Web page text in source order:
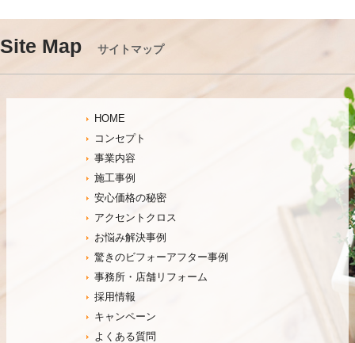
Site Map サイトマップ
HOME
コンセプト
事業内容
施工事例
安心価格の秘密
アクセントクロス
お悩み解決事例
驚きのビフォーアフター事例
事務所・店舗リフォーム
採用情報
キャンペーン
よくある質問